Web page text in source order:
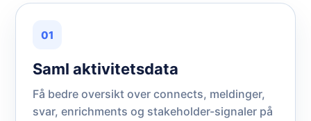
01
Saml aktivitetsdata
Få bedre oversikt over connects, meldinger,
svar, enrichments og stakeholder-signaler på